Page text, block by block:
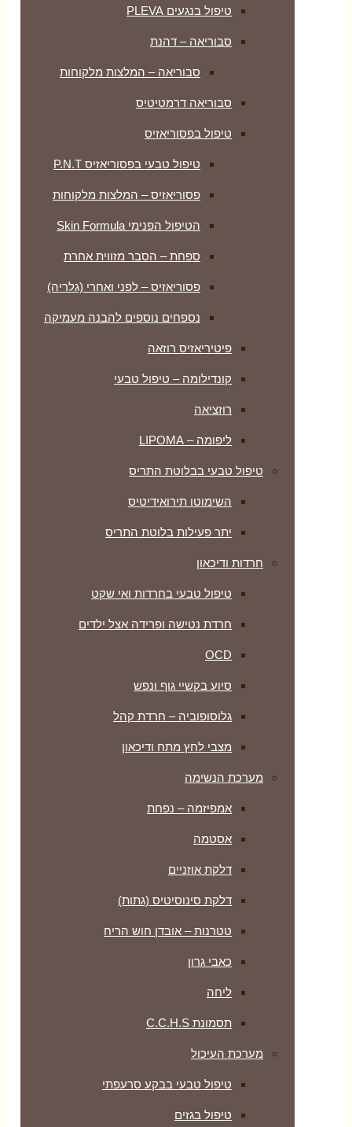
טיפול בנגעים PLEVA
סבוריאה – דהנת
סבוריאה – המלצות מלקוחות
סבוריאה דרמטיטיס
טיפול בפסוריאזיס
טיפול טבעי בפסוריאזיס P.N.T
פסוריאזיס – המלצות מלקוחות
הטיפול הפנימי Skin Formula
ספחת – הסבר מזווית אחרת
פסוריאזיס – לפני ואחרי (גלריה)
נספחים נוספים להבנה מעמיקה
פיטיריאזיס רוזאה
קונדילומה – טיפול טבעי
רוזציאה
ליפומה – LIPOMA
טיפול טבעי בבלוטת התריס
השימוטו תירואידיטיס
יתר פעילות בלוטת התריס
חרדות ודיכאון
טיפול טבעי בחרדות ואי שקט
חרדת נטישה ופרידה אצל ילדים
OCD
סיוע בקשיי גוף ונפש
גלוסופוביה – חרדת קהל
מצבי לחץ מתח ודיכאון
מערכת הנשימה
אמפיזמה – נפחת
אסטמה
דלקת אוזניים
דלקת סינוסיטיס (גתות)
טטרנות – אובדן חוש הריח
כאבי גרון
ליחה
תסמונת C.C.H.S
מערכת העיכול
טיפול טבעי בבקע סרעפתי
טיפול בגזים